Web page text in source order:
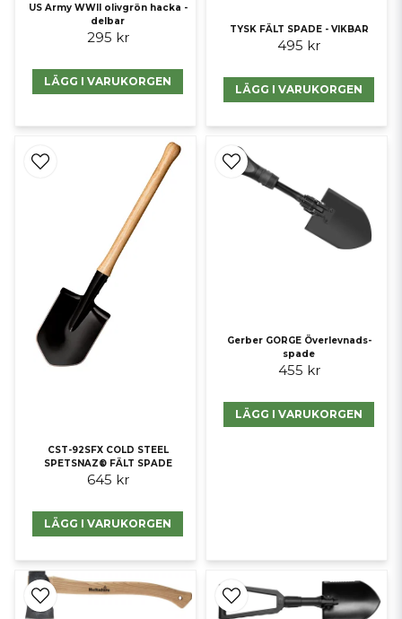
US Army WWII olivgrön hacka -
delbar
295 kr
LÄGG I VARUKORGEN
TYSK FÄLT SPADE - VIKBAR
495 kr
LÄGG I VARUKORGEN
CST-92SFX COLD STEEL
SPETSNAZ® FÄLT SPADE
645 kr
LÄGG I VARUKORGEN
Gerber GORGE Överlevnads-
spade
455 kr
LÄGG I VARUKORGEN